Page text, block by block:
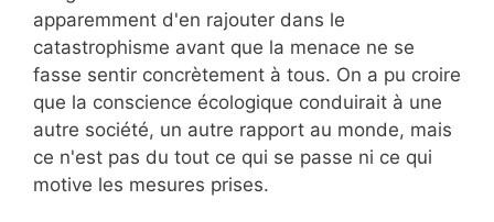
apparemment d'en rajouter dans le
catastrophisme avant que la menace ne se
fasse sentir concrètement à tous. On a pu croire
que la conscience écologique conduirait à une
autre société, un autre rapport au monde, mais
ce n'est pas du tout ce qui se passe ni ce qui
motive les mesures prises.